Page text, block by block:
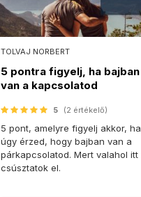
TOLVAJ NORBERT
5 pontra figyelj, ha bajban
van a kapcsolatod
5 (2 értékelő)
5 pont, amelyre figyelj akkor, ha
úgy érzed, hogy bajban van a
párkapcsolatod. Mert valahol itt
csúsztatok el.